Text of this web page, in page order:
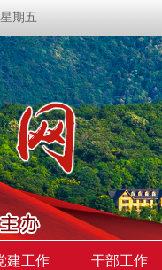
期五
建工作 干部工作